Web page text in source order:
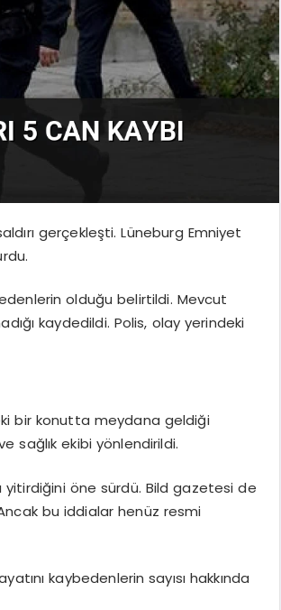
gerçekleşti. Lüneburg Emniyet
olduğu belirtildi. Mevcut
kaydedildi. Polis, olay yerindeki
bir konutta meydana geldiği
sağlık ekibi yönlendirildi.
yitirdiğini öne sürdü. Bild gazetesi de
bu iddialar henüz resmi
kaybedenlerin sayısı hakkında